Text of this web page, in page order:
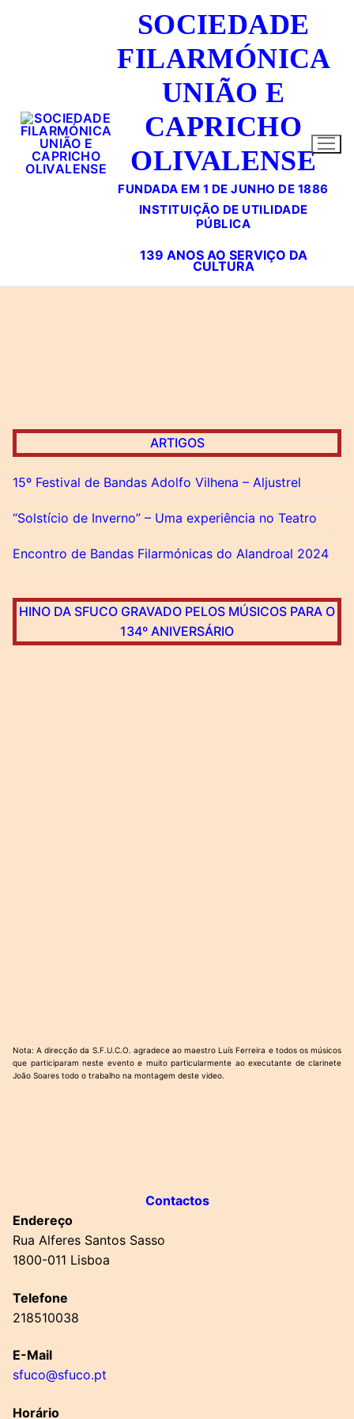
SOCIEDADE
FILARMÓNICA
UNIÃO E
CAPRICHO
OLIVALENSE
FUNDADA EM 1 DE JUNHO DE 1886
ARTIGOS
15º Festival de Bandas Adolfo Vilhena – Aljustrel
“Solstício de Inverno” – Uma experiência no Teatro
Encontro de Bandas Filarmónicas do Alandroal 2024
HINO DA SFUCO GRAVADO PELOS MÚSICOS PARA O
134º ANIVERSÁRIO
Nota: A direcção da S.F.U.C.O. agradece ao maestro Luís Ferreira e todos os músicos
que participaram neste evento e muito particularmente ao executante de clarinete
João Soares todo o trabalho na montagem deste video.
Contactos
Endereço
Rua Alferes Santos Sasso
1800-011 Lisboa
Telefone
218510038
E-Mail
sfuco@sfuco.pt
Horário